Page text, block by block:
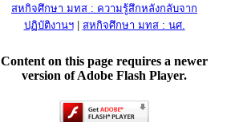
สหกิจศึกษา มทส : ความรู้สึกหลังกลับจาก
ปฏิบัติงานฯ| สหกิจศึกษา มทส : นศ.
Content on this page requires a newer
version of Adobe Flash Player.